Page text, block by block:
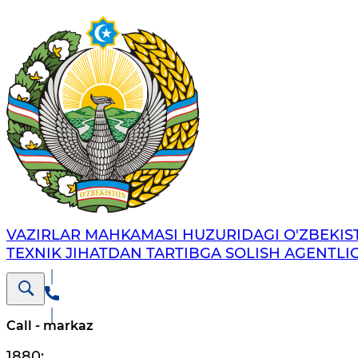
VAZIRLAR MAHKAMASI HUZURIDAGI
TEXNIK JIHATDAN TARTIBGA SOLISH
Call - markaz